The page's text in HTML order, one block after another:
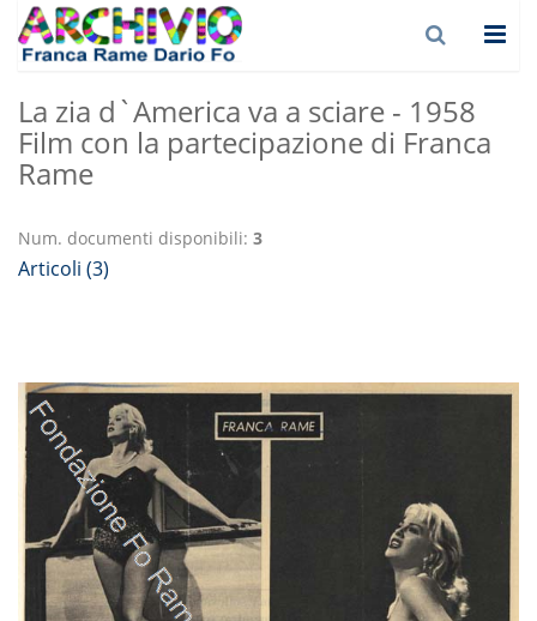
La zia d`America va a sciare - 1958
Film con la partecipazione di Franca
Rame
Num. documenti disponibili: 3
Articoli (3)